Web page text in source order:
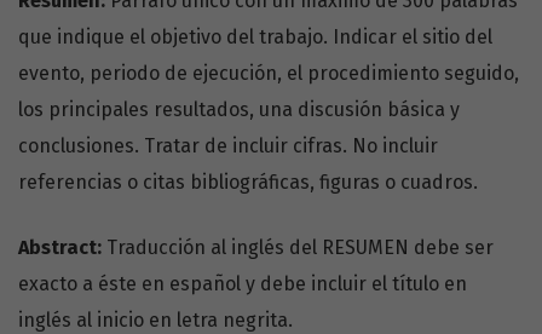
que indique el objetivo del trabajo. Indicar el sitio del
evento, periodo de ejecución, el procedimiento seguido,
los principales resultados, una discusión básica y
conclusiones. Tratar de incluir cifras. No incluir
referencias o citas bibliográficas, figuras o cuadros.
Abstract: Traducción al inglés del RESUMEN debe ser
exacto a éste en español y debe incluir el título en
inglés al inicio en letra negrita.